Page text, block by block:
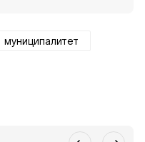
муниципалитет